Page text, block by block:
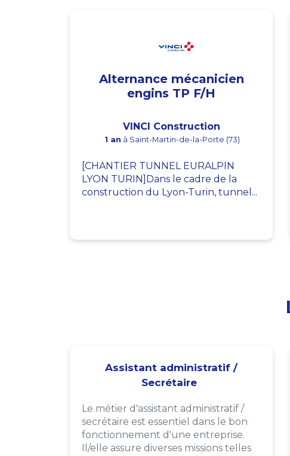
Alternance mécanicien
engins TP F/H
VINCI Construction
1 an à Saint-Martin-de-la-Porte (73)
[CHANTIER TUNNEL EURALPIN
LYON TURIN]Dans le cadre de la
construction du Lyon-Turin, tunnel...
Assistant administratif /
Secrétaire
Le métier d'assistant administratif /
secrétaire est essentiel dans le bon
fonctionnement d'une entreprise.
Il/elle assure diverses missions telles